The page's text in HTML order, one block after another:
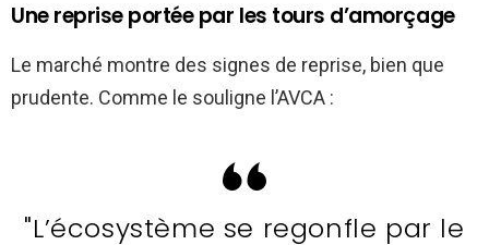
Une reprise portée par les tours d’amorçage
Le marché montre des signes de reprise, bien que
prudente. Comme le souligne l’AVCA :
"L’écosystème se regonfle par le